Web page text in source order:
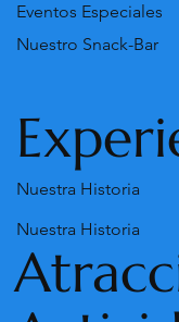
Nuestro Snack-Bar
Eventos Especiales
Nuestra Historia
Nuestra Historia